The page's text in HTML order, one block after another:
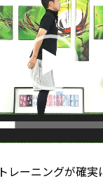
レーニングが確実